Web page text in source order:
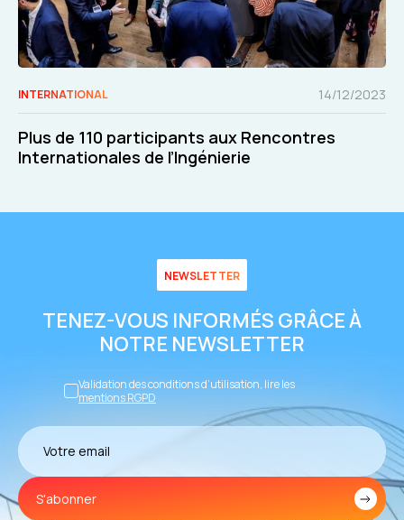
INTERNATIONAL 14/12/2023
Plus de 110 participants aux Rencontres
Internationales de l’Ingénierie
NEWSLETTER
TENEZ-VOUS INFORMÉS GRÂCE À
NOTRE NEWSLETTER
Validation des conditions d’utilisation, lire les
mentions RGPD
S'abonner